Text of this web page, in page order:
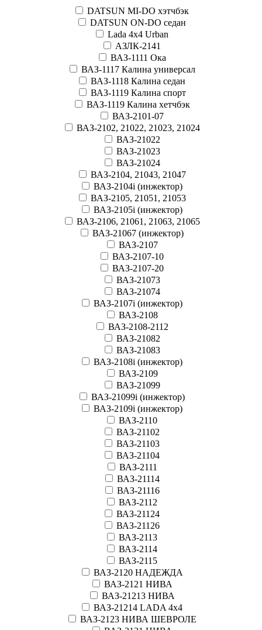
DATSUN MI-DO хэтчбэк
DATSUN ON-DO седан
Lada 4x4 Urban
АЗЛК-2141
ВАЗ-1111 Ока
ВАЗ-1117 Калина универсал
ВАЗ-1118 Калина седан
ВАЗ-1119 Калина спорт
ВАЗ-1119 Калина хетчбэк
ВАЗ-2101-07
ВАЗ-2102, 21022, 21023, 21024
ВАЗ-21022
ВАЗ-21023
ВАЗ-21024
ВАЗ-2104, 21043, 21047
ВАЗ-2104i (инжектор)
ВАЗ-2105, 21051, 21053
ВАЗ-2105i (инжектор)
ВАЗ-2106, 21061, 21063, 21065
ВАЗ-21067 (инжектор)
ВАЗ-2107
ВАЗ-2107-10
ВАЗ-2107-20
ВАЗ-21073
ВАЗ-21074
ВАЗ-2107i (инжектор)
ВАЗ-2108
ВАЗ-2108-2112
ВАЗ-21082
ВАЗ-21083
ВАЗ-2108i (инжектор)
ВАЗ-2109
ВАЗ-21099
ВАЗ-21099i (инжектор)
ВАЗ-2109i (инжектор)
ВАЗ-2110
ВАЗ-21102
ВАЗ-21103
ВАЗ-21104
ВАЗ-2111
ВАЗ-21114
ВАЗ-21116
ВАЗ-2112
ВАЗ-21124
ВАЗ-21126
ВАЗ-2113
ВАЗ-2114
ВАЗ-2115
ВАЗ-2120 НАДЕЖДА
ВАЗ-2121 НИВА
ВАЗ-21213 НИВА
ВАЗ-21214 LADA 4х4
ВАЗ-2123 НИВА ШЕВРОЛЕ